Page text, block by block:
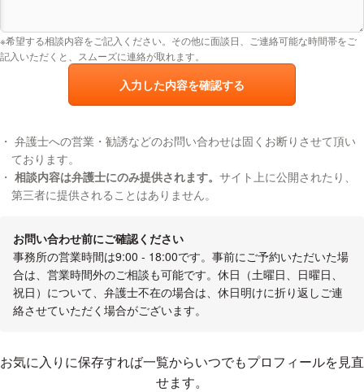
※希望する相談内容をご記入ください。その他に面談日、ご連絡可能な時間帯をご
記入いただくと、スムーズに連絡が取れます。
入力した内容を確認する
弁護士への営業・勧誘などのお問い合わせは固くお断りさせて頂い
ております。
相談内容は弁護士にのみ提供されます。 サイト上に公開されたり、
第三者に提供されることはありません。
お問い合わせ前にご確認ください
事務所の営業時間は9:00 - 18:00です。事前にご予約いただいた場
合は、営業時間外のご相談も可能です。休日（土曜日、日曜日、
祝日）について、弁護士不在の場合は、休日明けに折り返しご連
絡させていただく場合がございます。
お気に入りに登録する
お気に入りに保存すれば一覧からいつでもプロフィールを見直
せます。